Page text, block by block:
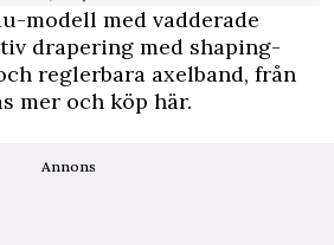
modell med vadderade
drapering med shaping-
reglerbara axelband, från
mer och köp här.
Annons